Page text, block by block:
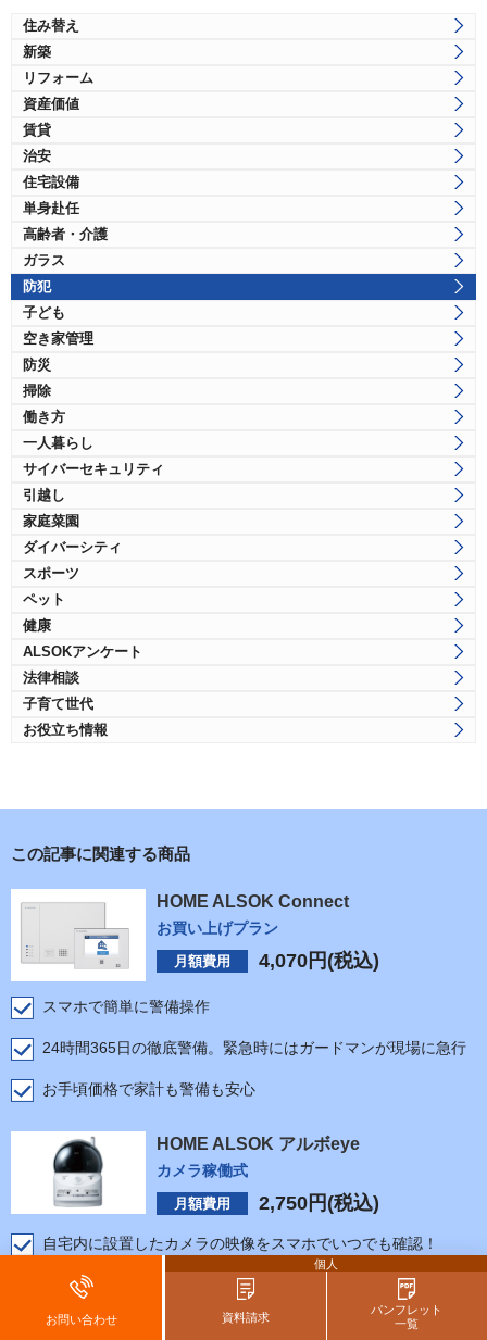
住み替え
新築
リフォーム
資産価値
賃貸
治安
住宅設備
単身赴任
高齢者・介護
ガラス
防犯
子ども
空き家管理
防災
掃除
働き方
一人暮らし
サイバーセキュリティ
引越し
家庭菜園
ダイバーシティ
スポーツ
ペット
健康
ALSOKアンケート
法律相談
子育て世代
お役立ち情報
この記事に関連する商品
HOME ALSOK Connect
お買い上げプラン
月額費用 4,070 円(税込)
スマホで簡単に警備操作
24時間365日の徹底警備。緊急時にはガードマンが現場に急行
お手頃価格で家計も警備も安心
HOME ALSOK アルボeye
カメラ稼働式
月額費用 2,750 円(税込)
自宅内に設置したカメラの映像をスマホでいつでも確認！
もしもの際はメールで異常を通知＋ガードマンが駆けつけ
ご高齢者様の見守りなどの利用にも
お問い合わせ
個人
資料請求
パンフレット
一覧